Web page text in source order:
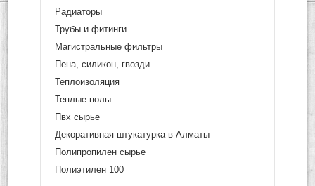
Радиаторы
Трубы и фитинги
Магистральные фильтры
Пена, силикон, гвозди
Теплоизоляция
Теплые полы
Пвх сырье
Декоративная штукатурка в Алматы
Полипропилен сырье
Полиэтилен 100